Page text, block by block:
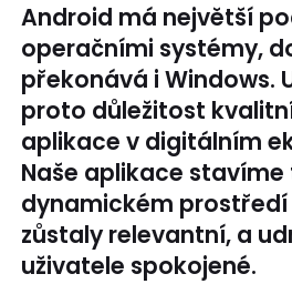
Android má největší
operačními systémy,
překonává i Windows.
proto důležitost
aplikace v digitálním
Naše aplikace stavíme
dynamickém
zůstaly relevantní, a
uživatele spokojené.